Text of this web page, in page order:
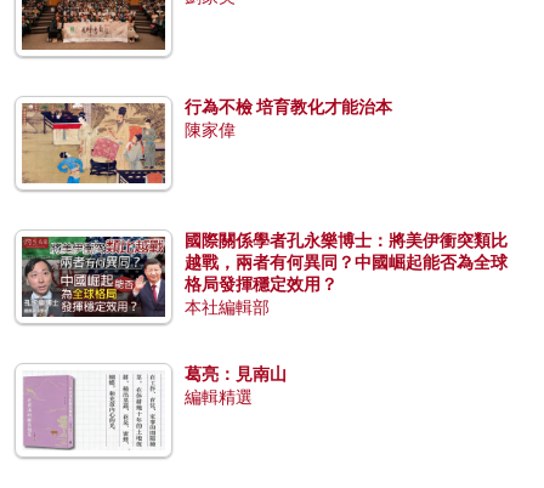
行為不檢 培育教化才能治本
陳家偉
國際關係學者孔永樂博士：將美伊衝突類比
越戰，兩者有何異同？中國崛起能否為全球
格局發揮穩定效用？
本社編輯部
葛亮：見南山
編輯精選